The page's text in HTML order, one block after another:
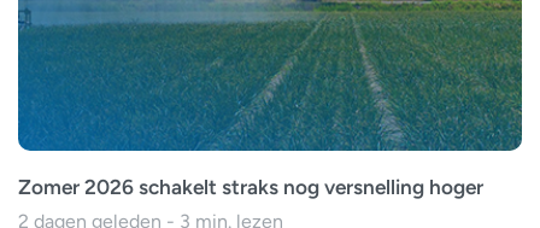
Zomer 2026 schakelt straks nog versnelling hoger
2 dagen geleden - 3 min. lezen